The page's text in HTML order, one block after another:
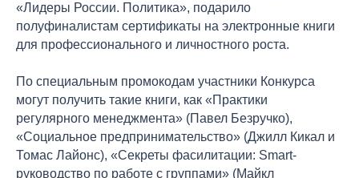
«Лидеры России. Политика», подарило
полуфиналистам сертификаты на электронные книги
для профессионального и личностного роста.
По специальным промокодам участники Конкурса
могут получить такие книги, как «Практики
регулярного менеджмента» (Павел Безручко),
«Социальное предпринимательство» (Джилл Кикал и
Томас Лайонс), «Секреты фасилитации: Smart-
руководство по работе с группами» (Майкл